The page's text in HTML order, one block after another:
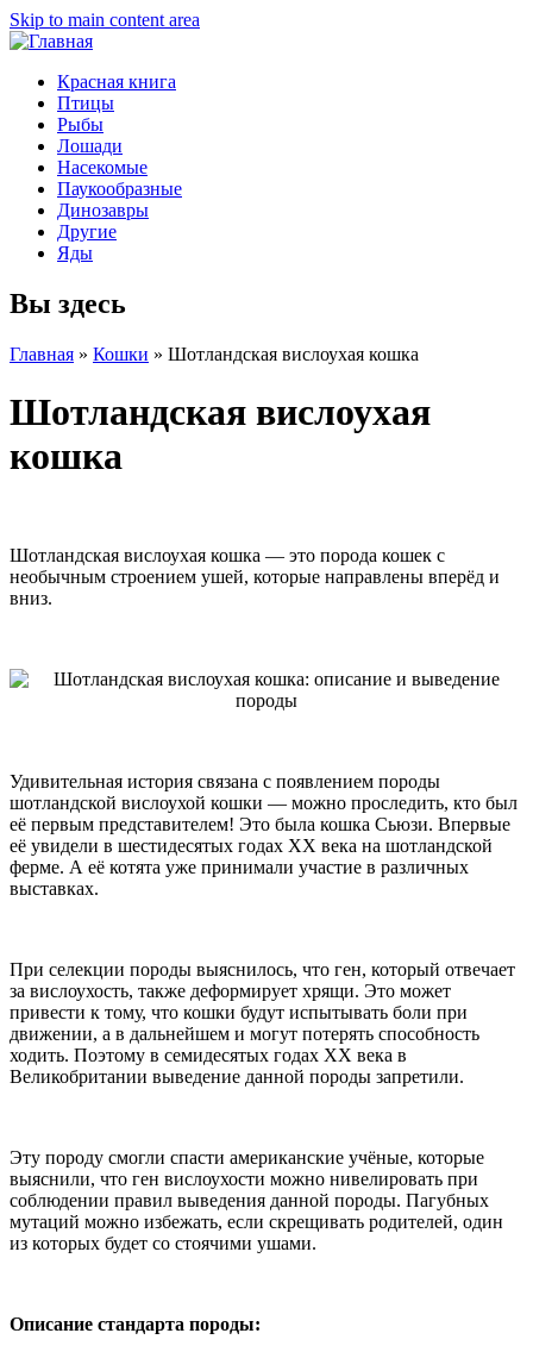
Skip to main content area
Красная книга
Птицы
Рыбы
Лошади
Насекомые
Паукообразные
Динозавры
Другие
Яды
Вы здесь
Главная » Кошки » Шотландская вислоухая кошка
Шотландская вислоухая
кошка
Шотландская вислоухая кошка — это порода кошек с
необычным строением ушей, которые направлены вперёд и
вниз.
Удивительная история связана с появлением породы
шотландской вислоухой кошки — можно проследить, кто был
её первым представителем! Это была кошка Сьюзи. Впервые
её увидели в шестидесятых годах XX века на шотландской
ферме. А её котята уже принимали участие в различных
выставках.
При селекции породы выяснилось, что ген, который отвечает
за вислоухость, также деформирует хрящи. Это может
привести к тому, что кошки будут испытывать боли при
движении, а в дальнейшем и могут потерять способность
ходить. Поэтому в семидесятых годах XX века в
Великобритании выведение данной породы запретили.
Эту породу смогли спасти американские учёные, которые
выяснили, что ген вислоухости можно нивелировать при
соблюдении правил выведения данной породы. Пагубных
мутаций можно избежать, если скрещивать родителей, один
из которых будет со стоячими ушами.
Описание стандарта породы: